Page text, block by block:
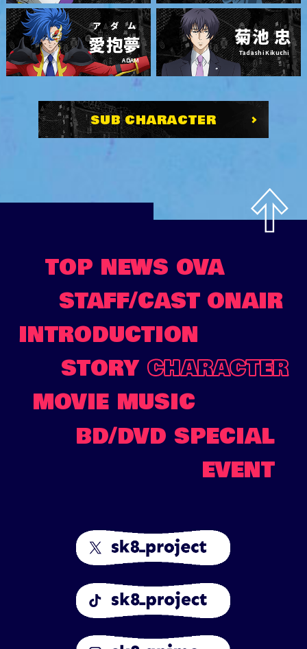
愛抱夢
アダム
ADAM
菊池 忠
Tadashi Kikuchi
SUB CHARACTER
TOP NEWS OVA
STAFF/CAST ONAIR
INTRODUCTION
STORY CHARACTER
MOVIE MUSIC
BD/DVD SPECIAL
EVENT